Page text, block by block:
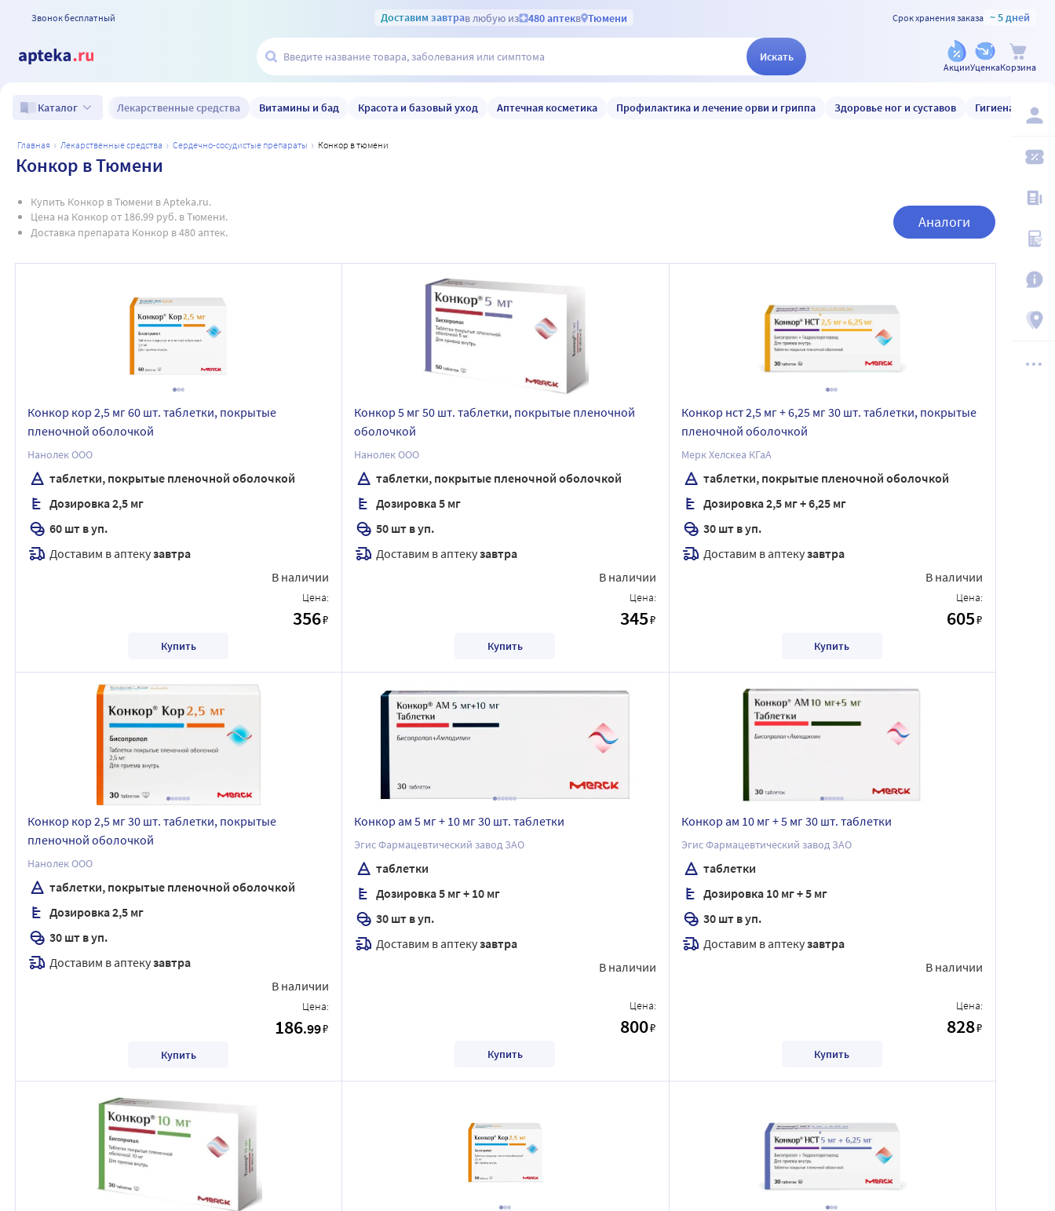
Звонок бесплатный Доставим завтрав любую из 480 аптекв Тюмени Срок хранения заказа ~ 5 дней
Искать
АкцииУценкаКорзина
Каталог Лекарственные средства Витамины и бад Красота и базовый уход Аптечная косметика Профилактика и лечение орви и гриппа Здоровье ног и суставов Гигиена и уход
главная лекарственные средства сердечно-сосудистые препараты конкор в тюмени
Конкор в Тюмени
Купить Конкор в Тюмени в Apteka.ru.
Цена на Конкор от 186.99 руб. в Тюмени.
Доставка препарата Конкор в 480 аптек.
Аналоги
Конкор кор 2,5 мг 60 шт. таблетки, покрытые
пленочной оболочкой
Нанолек ООО
таблетки, покрытые пленочной оболочкой
Дозировка 2,5 мг
60 шт в уп.
Доставим в аптекузавтра
В наличии
Цена:
356₽
Купить
Конкор 5 мг 50 шт. таблетки, покрытые пленочной
оболочкой
Нанолек ООО
таблетки, покрытые пленочной оболочкой
Дозировка 5 мг
50 шт в уп.
Доставим в аптекузавтра
В наличии
Цена:
345₽
Купить
Конкор нст 2,5 мг + 6,25 мг 30 шт. таблетки, покрытые
пленочной оболочкой
Мерк Хелскеа КГаА
таблетки, покрытые пленочной оболочкой
Дозировка 2,5 мг + 6,25 мг
30 шт в уп.
Доставим в аптекузавтра
В наличии
Цена:
605₽
Купить
Конкор кор 2,5 мг 30 шт. таблетки, покрытые
пленочной оболочкой
Нанолек ООО
таблетки, покрытые пленочной оболочкой
Дозировка 2,5 мг
30 шт в уп.
Доставим в аптекузавтра
В наличии
Цена:
186.99₽
Купить
Конкор ам 5 мг + 10 мг 30 шт. таблетки
Эгис Фармацевтический завод ЗАО
таблетки
Дозировка 5 мг + 10 мг
30 шт в уп.
Доставим в аптекузавтра
В наличии
Цена:
800₽
Купить
Конкор ам 10 мг + 5 мг 30 шт. таблетки
Эгис Фармацевтический завод ЗАО
таблетки
Дозировка 10 мг + 5 мг
30 шт в уп.
Доставим в аптекузавтра
В наличии
Цена:
828₽
Купить